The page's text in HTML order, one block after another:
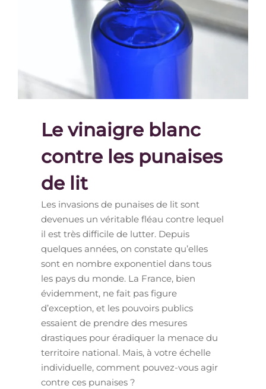
Le vinaigre blanc
contre les punaises
de lit
Les invasions de punaises de lit sont
devenues un véritable fléau contre lequel
il est très difficile de lutter. Depuis
quelques années, on constate qu’elles
sont en nombre exponentiel dans tous
les pays du monde. La France, bien
évidemment, ne fait pas figure
d’exception, et les pouvoirs publics
essaient de prendre des mesures
drastiques pour éradiquer la menace du
territoire national. Mais, à votre échelle
individuelle, comment pouvez-vous agir
contre ces punaises ?